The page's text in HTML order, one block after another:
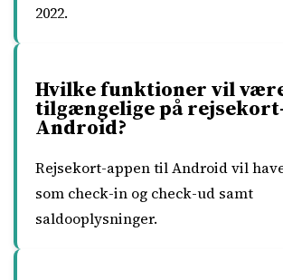
2022.
Hvilke funktioner vil
tilgængelige på
Android?
Rejsekort-appen til Android vil
som check-in og check-ud samt
saldooplysninger.